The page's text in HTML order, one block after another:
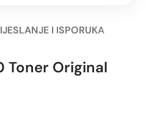
SLANJE I ISPORUKA
Toner Original